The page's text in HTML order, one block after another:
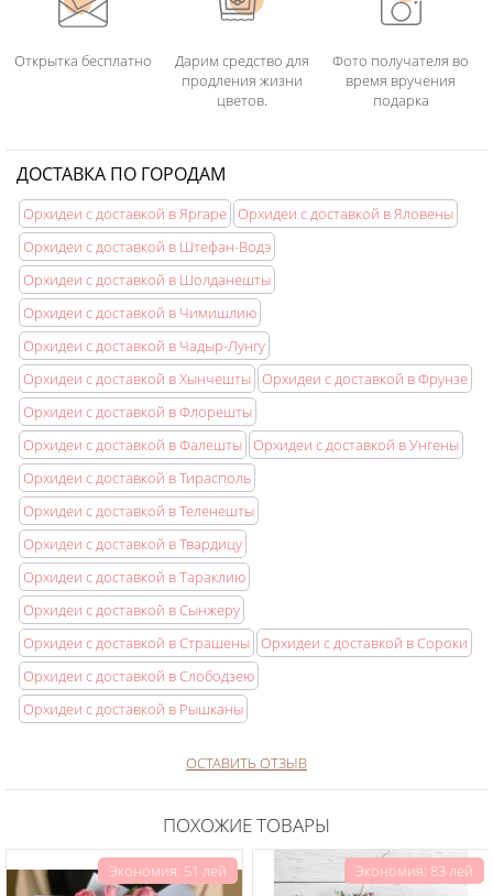
Дорогой букет из калл
Елки Кишинев
-Девушке на день рождения
-Букет из орхидей
-Торт в подарок
Открытка бесплатно
Дарим средство для
продления жизни
цветов.
Фото получателя во
время вручения
подарка
ДОСТАВКА ПО ГОРОДАМ
Орхидеи с доставкой в Яргаре Орхидеи с доставкой в Яловены
Орхидеи с доставкой в Штефан-Водэ
Орхидеи с доставкой в Шолданешты
Орхидеи с доставкой в Чимишлию
Орхидеи с доставкой в Чадыр-Лунгу
Орхидеи с доставкой в Хынчешты Орхидеи с доставкой в Фрунзе
Орхидеи с доставкой в Флорешты
Орхидеи с доставкой в Фалешты Орхидеи с доставкой в Унгены
Орхидеи с доставкой в Тирасполь
Орхидеи с доставкой в Теленешты
Орхидеи с доставкой в Твардицу
Орхидеи с доставкой в Тараклию
Орхидеи с доставкой в Сынжеру
Орхидеи с доставкой в Страшены Орхидеи с доставкой в Сороки
Орхидеи с доставкой в Слободзею
Орхидеи с доставкой в Рышканы
ОСТАВИТЬ ОТЗЫВ
ПОХОЖИЕ ТОВАРЫ
Экономия: 51 лей Экономия: 83 лей